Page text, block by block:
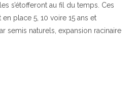
s’étofferont au fil du temps. Ces
place 5, 10 voire 15 ans et
semis naturels, expansion racinaire